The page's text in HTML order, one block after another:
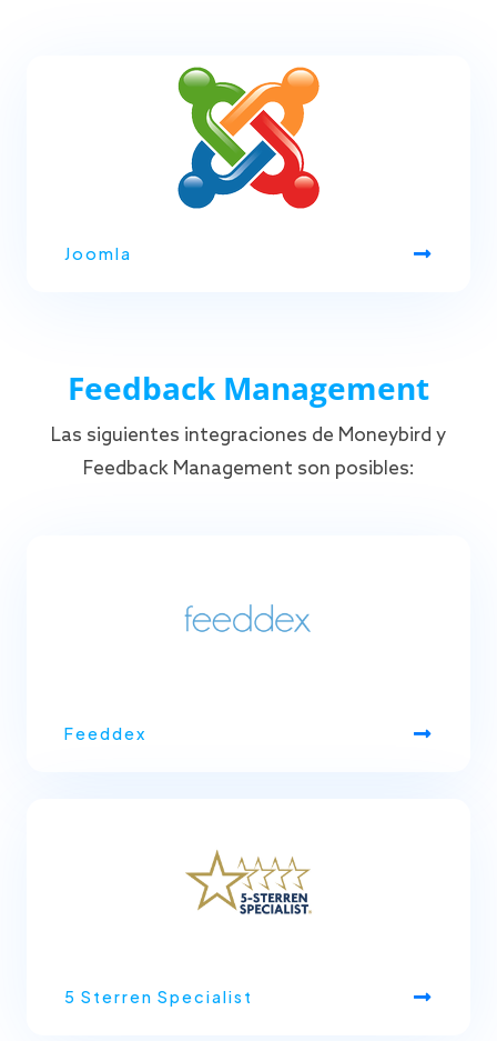
Joomla
Feedback Management
Las siguientes integraciones de Moneybird y
Feedback Management son posibles:
Feeddex
5 Sterren Specialist